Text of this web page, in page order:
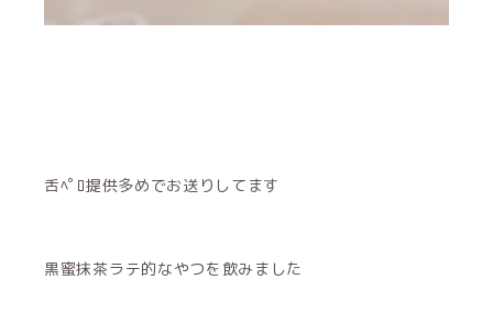
舌ﾍﾟﾛ提供多めでお送りしてます
黒蜜抹茶ラテ的なやつを飲みました